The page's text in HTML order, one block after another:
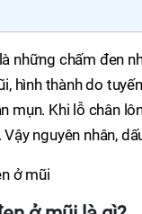
những chấm đen
hình thành do
mụn. Khi lỗ chân
Vậy nguyên nhân,